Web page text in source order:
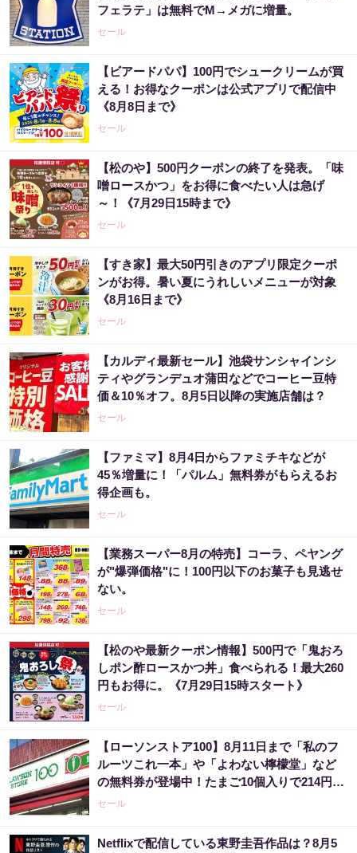
フェラテ」は無料でM→メガに増量。
セール
【ビアードパパ】100円でシュークリームが買
える！お得なクーポンは公式アプリで配信中
《8月8日まで》
セール
【松のや】500円クーポンの終了を発表。「味
噌ロースかつ」をお得に食べたい人は急げ
～！《7月29日15時まで》
セール
【すき家】最大50円引きのアプリ限定クーポ
ンがお得。暑い夏にうれしいメニューが対象
《8月16日まで》
セール
【カルディ最新セール】池袋サンシャインシ
ティやグランデュオ蒲田などでコーヒー豆特
価＆10％オフ。8月5日以降の実施店舗は？
セール
【ファミマ】8月4日からファミチキなどが
45％増量に！「パルム」無料券がもらえるお
得企画も。
セール
【業務スーパー8月の特売】コーラ、ペヤング
が"爆弾価格"に！100円以下のお菓子も見逃せ
ない。
セール
【松のや最新クーポン情報】500円で「鬼おろ
しポン酢ロースかつ丼」食べられる！最大260
円もお得に。《7月29日15時スタート》
セール
【ローソンストア100】8月11日まで「私のフ
ルーツこれ一本」や「よわない檸檬堂」など
の無料券が登場中！たまご10個入りで214円な
どのお得企画も見逃せない。
セール
Netflixで配信している東野圭吾作品は？8月5